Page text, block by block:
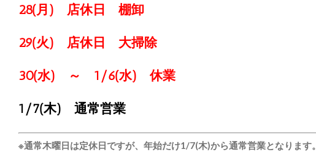
28(月) 店休日 棚卸
29(火) 店休日 大掃除
30(水) ～ 1/6(水) 休業
1/7(木) 通常営業
※通常木曜日は定休日ですが、年始だけ1/7(木)から通常営業となります。